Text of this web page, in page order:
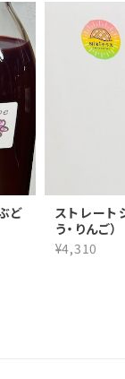
ど
ストレー
う・りんご）
¥4,310